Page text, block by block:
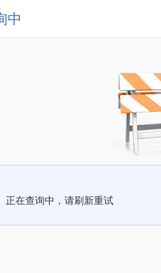
中
正在查询中，请刷新重试